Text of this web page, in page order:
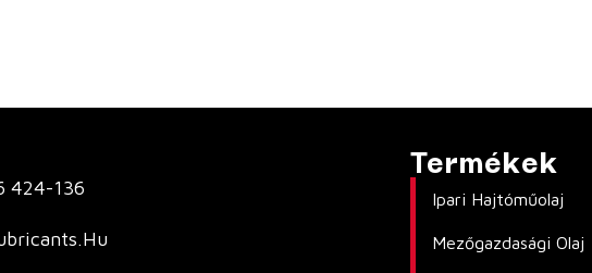
424-136
Termékek
Ipari Hajtóműolaj
Mezőgazdasági Olaj